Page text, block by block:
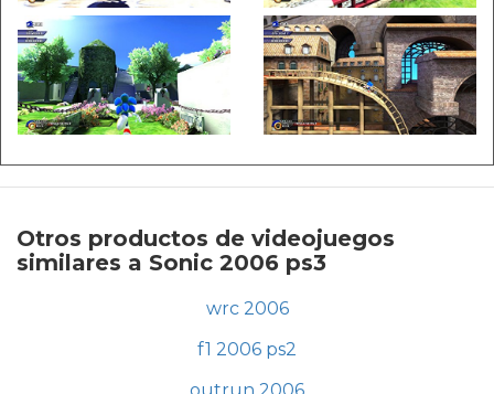
Otros productos de videojuegos
similares a Sonic 2006 ps3
wrc 2006
f1 2006 ps2